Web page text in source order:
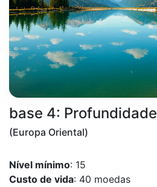
base 4: Profundidade
(Europa Oriental)
Nível mínimo: 15
Custo de vida: 40 moedas